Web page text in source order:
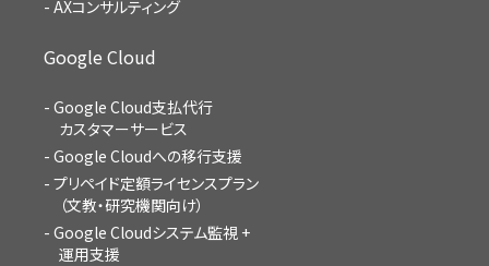
AXコンサルティング
Google Cloud
Google Cloud支払代行
カスタマーサービス
Google Cloudへの移行支援
プリペイド定額ライセンスプラン
（文教・研究機関向け）
Google Cloudシステム監視 +
運用支援